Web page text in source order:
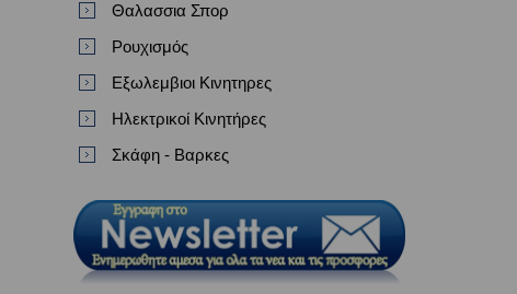
Θαλασσια Σπορ
Ρουχισμός
Εξωλεμβιοι Κινητηρες
Ηλεκτρικοί Κινητήρες
Σκάφη - Βαρκες